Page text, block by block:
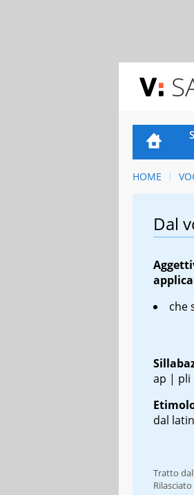
HOME
Dal
che
ap |
dal
Tratto